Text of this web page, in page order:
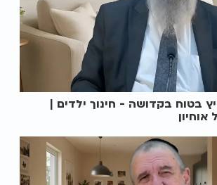
בטוח בקדושה - חינוך ילדים |